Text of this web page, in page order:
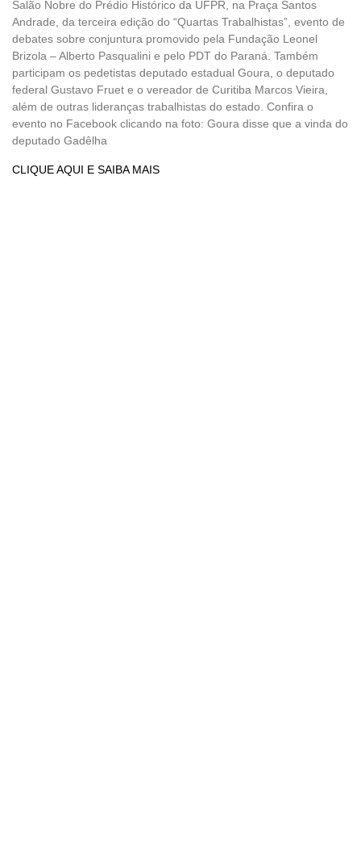
Salão Nobre do Prédio Histórico da UFPR, na Praça Santos
Andrade, da terceira edição do “Quartas Trabalhistas”, evento de
debates sobre conjuntura promovido pela Fundação Leonel
Brizola – Alberto Pasqualini e pelo PDT do Paraná. Também
participam os pedetistas deputado estadual Goura, o deputado
federal Gustavo Fruet e o vereador de Curitiba Marcos Vieira,
além de outras lideranças trabalhistas do estado. Confira o
evento no Facebook clicando na foto: Goura disse que a vinda do
deputado Gadêlha
CLIQUE AQUI E SAIBA MAIS